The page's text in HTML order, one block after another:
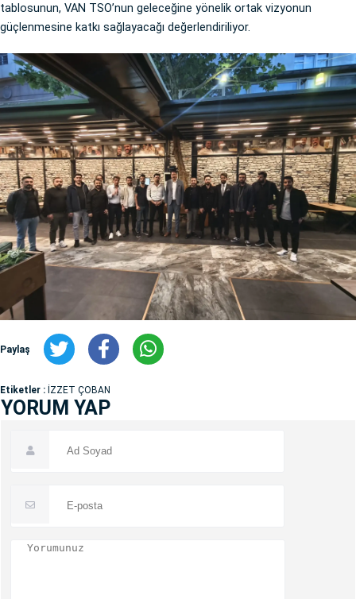
tablosunun, VAN TSO’nun geleceğine yönelik ortak vizyonun
güçlenmesine katkı sağlayacağı değerlendiriliyor.
Paylaş
Etiketler : İZZET ÇOBAN
YORUM YAP